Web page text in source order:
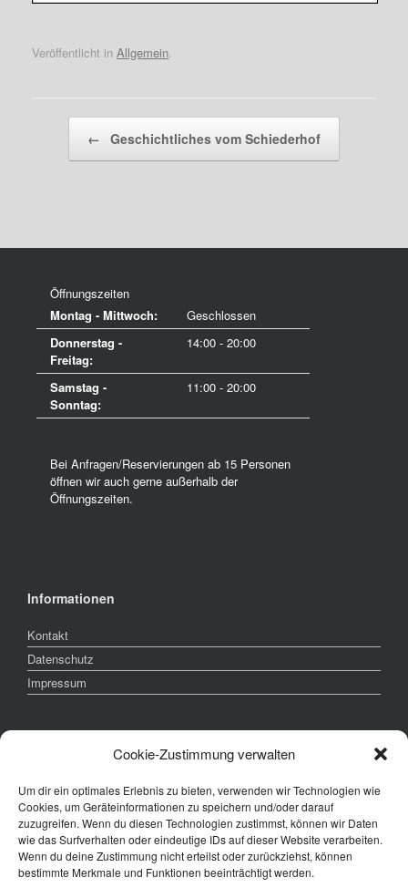
Cookie-Zustimmung verwalten
Um dir ein optimales Erlebnis zu bieten, verwenden wir Technologien wie
Cookies, um Geräteinformationen zu speichern und/oder darauf
zuzugreifen. Wenn du diesen Technologien zustimmst, können wir Daten
wie das Surfverhalten oder eindeutige IDs auf dieser Website verarbeiten.
Wenn du deine Zustimmung nicht erteilst oder zurückziehst, können
bestimmte Merkmale und Funktionen beeinträchtigt werden.
Veröffentlicht in Allgemein.
← Geschichtliches vom Schiederhof
Öffnungszeiten
Montag - Mittwoch:
Geschlossen
Donnerstag -
Freitag:
14:00 - 20:00
Samstag -
Sonntag:
11:00 - 20:00
Bei Anfragen/Reservierungen ab 15 Personen
öffnen wir auch gerne außerhalb der
Öffnungszeiten.
Informationen
Kontakt
Datenschutz
Impressum
Waldgasthof Schiederhof
94344 Wiesenfelden
info@schiederhof.de
Telefon: 09966 282